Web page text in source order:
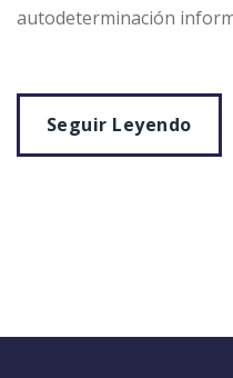
autodeterminación
Seguir Leyendo